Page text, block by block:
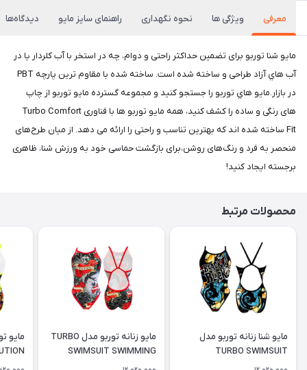
معرفی ویژگی ها نحوه نگهداری راهنمای سایز مایو دیدگاه‌ها
مايو شنا توربو برای تضمین حداکثر راحتی و دوام، چه در استخر با آب کلردار یا در
آب هاي آزاد طراحی و ساخته شده است. ساخته شده با مقاوم ترین پارچه PBT
در بازار.مايو هاي توربو را جستجو کنید و مجموعه گسترده مايو توربو از چاپ
های رنگی و ساده را کشف کنید، همه مایو توربو ها با فناوری Turbo Comfort
Fit ساخته شده اند که بهترین تناسب و راحتی را ارائه می دهد. از میان طرح‌های
منحصر به فرد و رنگ‌های روشن،برای بازگشت حماسی خود به ورزش شنا، ظاهری
برجسته ایجاد کنید!
محصولات مرتبط
مایو شنا زنانه توربو مدل
TURBO SWIMSUIT
'REVOLUTION BLACK IS
مایو زنانه توربو مدل TURBO
SWIMSUIT SWIMMING
WOMEN SWALLOW